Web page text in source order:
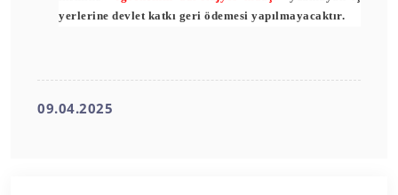
yerlerine devlet katkı geri ödemesi yapılmayacaktır.
09.04.2025